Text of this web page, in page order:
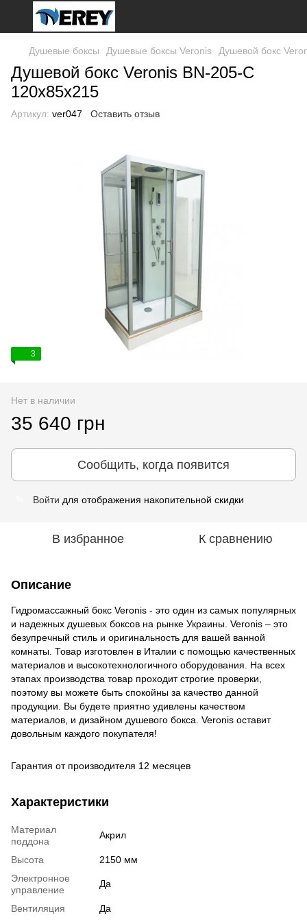
Душевые боксы Душевые боксы Veronis Душевой бокс
Душевой бокс Veronis BN-205-C
120x85x215
Артикул: ver047 Оставить отзыв
3
Нет в наличии
35 640 грн
Сообщить, когда появится
Войти для отображения накопительной скидки
В избранное К сравнению
Описание
Гидромассажный бокс Veronis - это один из самых популярных
и надежных душевых боксов на рынке Украины. Veronis – это
безупречный стиль и оригинальность для вашей ванной
комнаты. Товар изготовлен в Италии с помощью качественных
материалов и высокотехнологичного оборудования. На всех
этапах производства товар проходит строгие проверки,
поэтому вы можете быть спокойны за качество данной
продукции. Вы будете приятно удивлены качеством
материалов, и дизайном душевого бокса. Veronis оставит
довольным каждого покупателя!
Гарантия от производителя 12 месяцев
Характеристики
Материал
поддона
Акрил
Высота
2150 мм
Электронное
управление
Да
Вентиляция
Да